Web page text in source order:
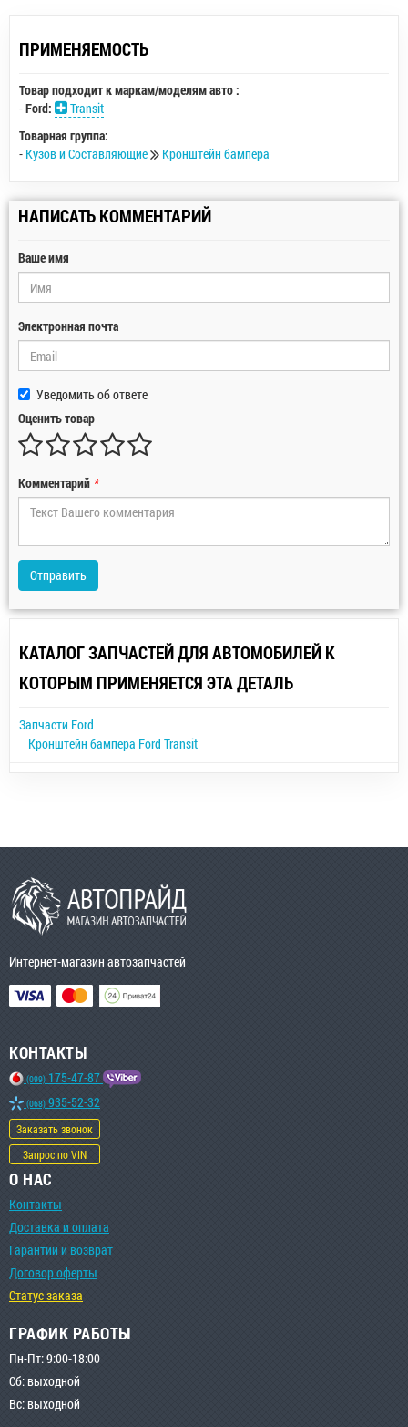
ПРИМЕНЯЕМОСТЬ
Товар подходит к маркам/моделям авто :
-Ford:
Transit
Товарная группа:
- Кузов и Составляющие Кронштейн бампера
НАПИСАТЬ КОММЕНТАРИЙ
Ваше имя
Электронная почта
Уведомить об ответе
Оценить товар
Комментарий *
Отправить
КАТАЛОГ ЗАПЧАСТЕЙ ДЛЯ АВТОМОБИЛЕЙ К
КОТОРЫМ ПРИМЕНЯЕТСЯ ЭТА ДЕТАЛЬ
Запчасти Ford
Кронштейн бампера Ford Transit
Интернет-магазин автозапчастей
КОНТАКТЫ
(099) 175-47-87
(068) 935-52-32
Заказать звонок
Запрос по VIN
О НАС
Контакты
Доставка и оплата
Гарантии и возврат
Договор оферты
Статус заказа
ГРАФИК РАБОТЫ
Пн-Пт: 9:00-18:00
Сб: выходной
Вс: выходной